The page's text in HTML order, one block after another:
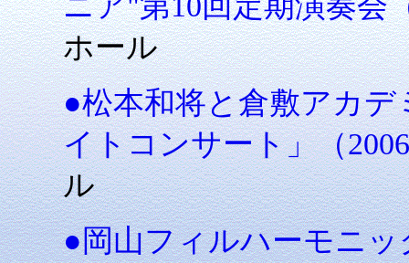
ホール
●松本和将と倉敷アカ
イトコンサート」（
ル
●岡山フィルハーモニ